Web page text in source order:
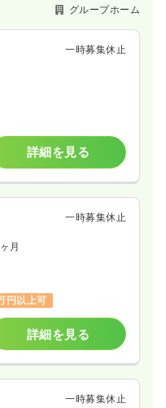
グループホーム
一時募集休止
詳細を見る
一時募集休止
月
円以上可
詳細を見る
一時募集休止